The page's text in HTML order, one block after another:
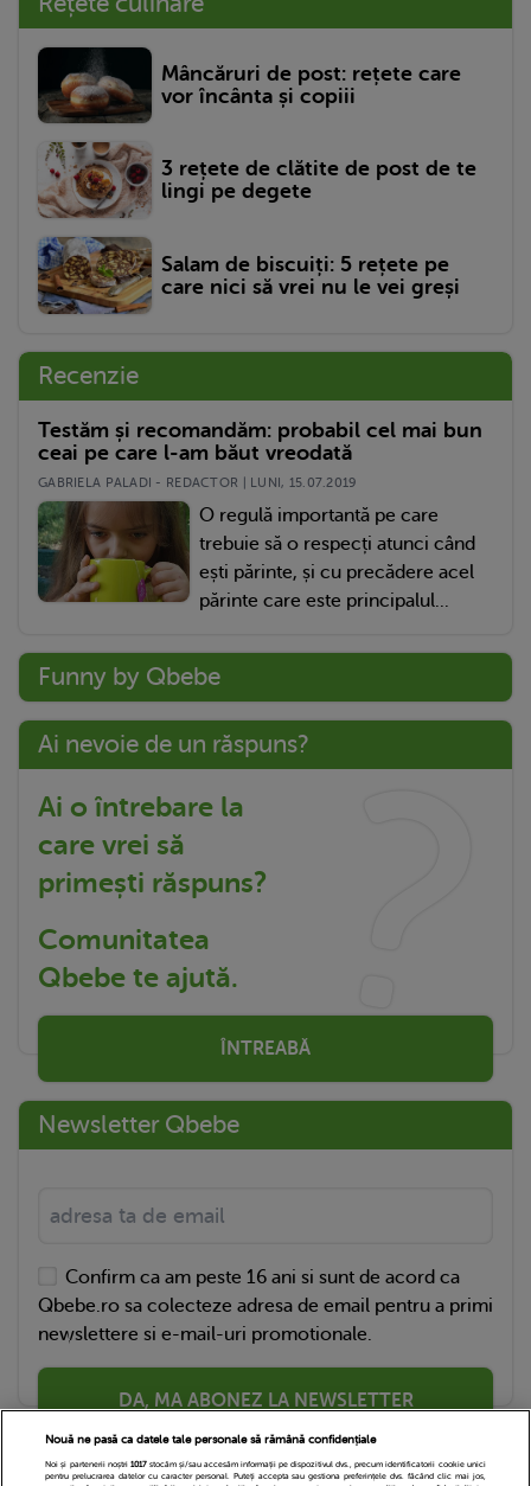
Mâncăruri de post: rețete care
vor încânta și copiii
3 rețete de clătite de post de te
lingi pe degete
Salam de biscuiți: 5 rețete pe
care nici să vrei nu le vei greși
Recenzie
Testăm și recomandăm: probabil cel mai bun
ceai pe care l-am băut vreodată
GABRIELA PALADI - REDACTOR | LUNI, 15.07.2019
O regulă importantă pe care
trebuie să o respecți atunci când
ești părinte, și cu precădere acel
părinte care este principalul...
Funny by Qbebe
Ai nevoie de un răspuns?
Ai o întrebare la
care vrei să
primești răspuns?
Comunitatea
Qbebe te ajută.
ÎNTREABĂ
Newsletter Qbebe
Confirm ca am peste 16 ani si sunt de acord ca
Qbebe.ro sa colecteze adresa de email pentru a primi
newslettere si e-mail-uri promotionale.
DA, MA ABONEZ LA NEWSLETTER
Nouă ne pasă ca datele tale personale să rămână confidențiale
Noi și partenerii noștri 1017stocăm și/sau accesăm informații pe dispozitivul dvs., precum identificatorii cookie unici
pentru prelucrarea datelor cu caracter personal. Puteți accepta sau gestiona preferințele dvs. făcând clic mai jos,